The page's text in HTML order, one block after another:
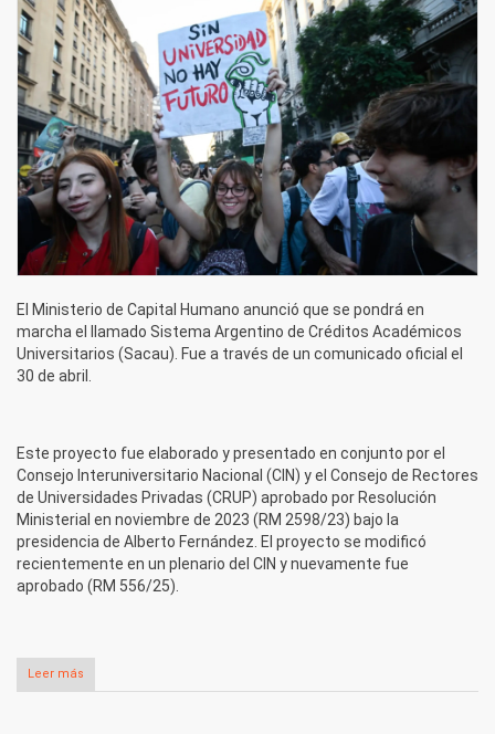
El Ministerio de Capital Humano anunció que se pondrá en
marcha el llamado Sistema Argentino de Créditos Académicos
Universitarios (Sacau). Fue a través de un comunicado oficial el
30 de abril.
Este proyecto fue elaborado y presentado en conjunto por el
Consejo Interuniversitario Nacional (CIN) y el Consejo de Rectores
de Universidades Privadas (CRUP) aprobado por Resolución
Ministerial en noviembre de 2023 (RM 2598/23) bajo la
presidencia de Alberto Fernández. El proyecto se modificó
recientemente en un plenario del CIN y nuevamente fue
aprobado (RM 556/25).
Leer más
universitario que impulsan los rectores